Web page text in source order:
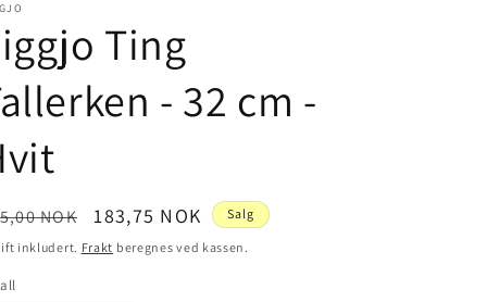
Ting
- 32 cm -
NOK Salgspris
183,75 NOK Salg
inkludert. Frakt beregnes ved kassen.